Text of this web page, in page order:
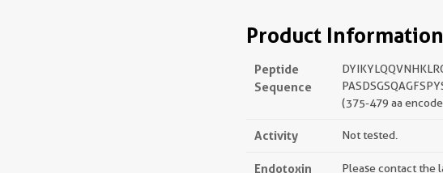
Product Information
Peptide
Sequence
(375-479 aa
Activity Not tested.
Endotoxin
Please contact the